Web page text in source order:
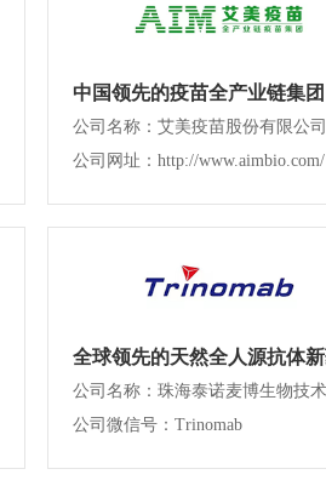
中国领先的疫苗全产业链集团
公司名称：艾美疫苗股份有限公司
公司网址：http://www.aimbio.com/
公司微信号：Trinomab